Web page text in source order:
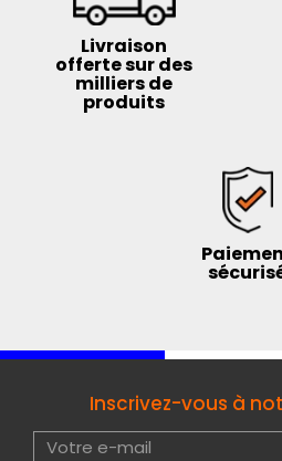
Livraison
offerte sur des
milliers de
produits
Inscrivez-vous à